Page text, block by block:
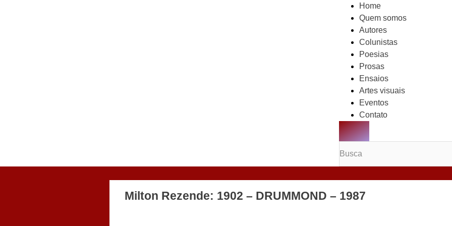
Home
Quem somos
Autores
Colunistas
Poesias
Prosas
Ensaios
Artes visuais
Eventos
Contato
MENU DE
Milton Rezende: 1902 – DRUMMOND – 1987